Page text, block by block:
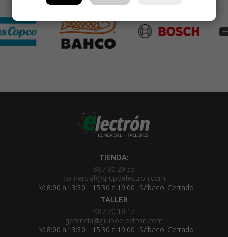
TIENDA:
987 80 29 55
comercial@grupoelectron.com
L-V: 8:00 a 13:30 – 15:30 a 19:00 | Sábado: Cerrado
TALLER
987 20 18 17
gerencia@grupoelectron.com
L-V: 8:00 a 13:30 – 15:30 a 19:00 | Sábado: Cerrado